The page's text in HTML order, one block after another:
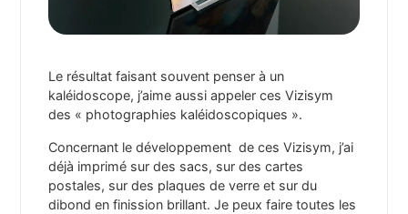
Le résultat faisant souvent penser à un
kaléidoscope, j’aime aussi appeler ces Vizisym
des « photographies kaléidoscopiques ».
Concernant le développement de ces Vizisym, j’ai
déjà imprimé sur des sacs, sur des cartes
postales, sur des plaques de verre et sur du
dibond en finission brillant. Je peux faire toutes les